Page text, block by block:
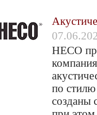
HECO
по
созданы